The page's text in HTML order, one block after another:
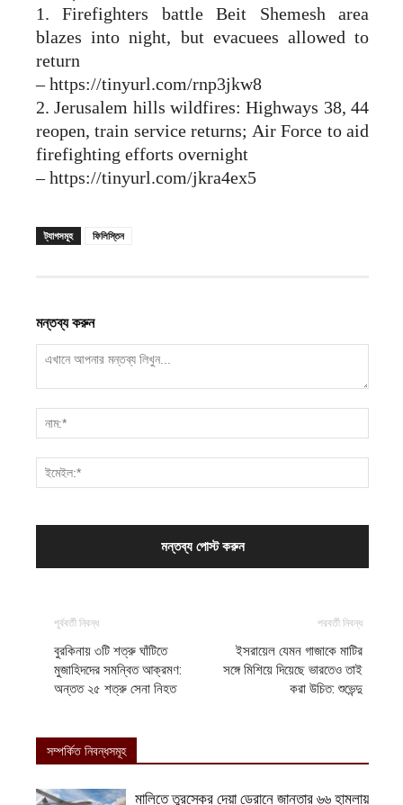
1. Firefighters battle Beit Shemesh area
blazes into night, but evacuees allowed to
return
– https://tinyurl.com/rnp3jkw8
2. Jerusalem hills wildfires: Highways 38, 44
reopen, train service returns; Air Force to aid
firefighting efforts overnight
– https://tinyurl.com/jkra4ex5
ট্যাগসমূহ ফিলিস্তিন
মন্তব্য করুন
পূর্ববর্তী নিবন্ধ
বুরকিনায় ৩টি শত্রু ঘাঁটিতে
মুজাহিদদের সমন্বিত আক্রমণ:
অন্তত ২৫ শত্রু সেনা নিহত
পরবর্তী নিবন্ধ
ইসরায়েল যেমন গাজাকে মাটির
সঙ্গে মিশিয়ে দিয়েছে ভারতেও তাই
করা উচিত: শুভেন্দু
সম্পর্কিত নিবন্ধসমূহ
মালিতে তুরস্কের দেয়া ড্রোনে জান্তার ৬৬ হামলায়